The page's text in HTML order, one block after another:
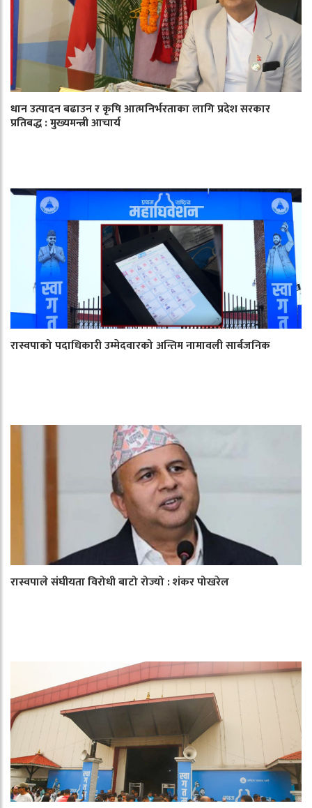
धान उत्पादन बढाउन र कृषि आत्मनिर्भरताका लागि प्रदेश सरकार
प्रतिबद्ध : मुख्यमन्त्री आचार्य
रास्वपाको पदाधिकारी उम्मेदवारको अन्तिम नामावली सार्बजनिक
रास्वपाले संघीयता विरोधी बाटो रोज्यो : शंकर पोखरेल